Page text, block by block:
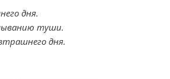
дня.
туши.
дня.